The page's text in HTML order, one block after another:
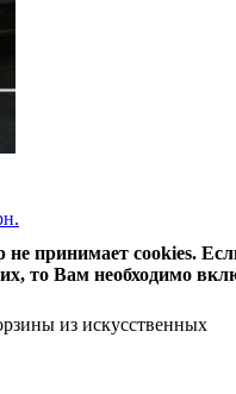
не принимает cookies.
то Вам необходимо
из искусственных